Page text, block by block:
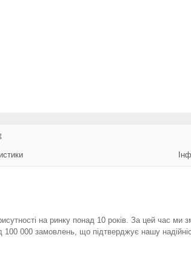
на ринку понад 10 років. За цей час ми
000 замовлень, що підтверджує нашу